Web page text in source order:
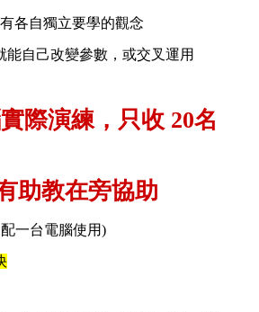
各自獨立要學的觀念
能自己改變參數，或交叉運用
際演練，只收 20名
助教在旁協助
一台電腦使用)